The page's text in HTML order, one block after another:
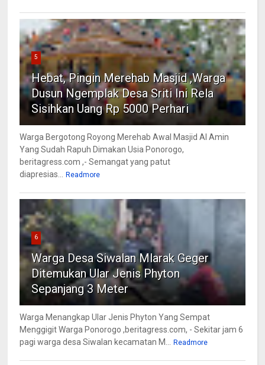
5
Hebat, Pingin Merehab Masjid ,Warga
Dusun Ngemplak Desa Sriti Ini Rela
Sisihkan Uang Rp 5000 Perhari
Warga Bergotong Royong Merehab Awal Masjid Al Amin
Yang Sudah Rapuh Dimakan Usia Ponorogo,
beritagress.com ,- Semangat yang patut
diapresias...
Readmore
6
Warga Desa Siwalan Mlarak Geger
Ditemukan Ular Jenis Phyton
Sepanjang 3 Meter
Warga Menangkap Ular Jenis Phyton Yang Sempat
Menggigit Warga Ponorogo ,beritagress.com, - Sekitar jam 6
pagi warga desa Siwalan kecamatan M...
Readmore